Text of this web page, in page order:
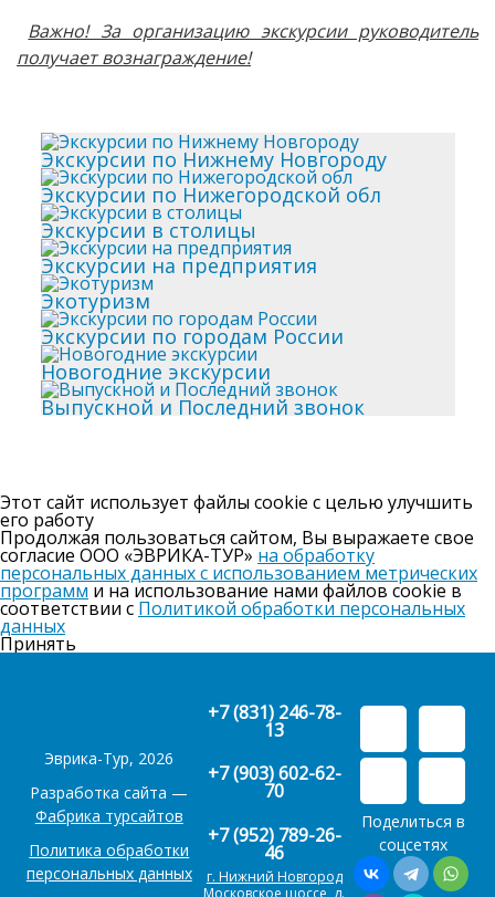
Важно! За организацию экскурсии руководитель
получает вознаграждение!
Экскурсии по Нижнему Новгороду
Экскурсии по Нижегородской обл
Экскурсии в столицы
Экскурсии на предприятия
Экотуризм
Экскурсии по городам России
Новогодние экскурсии
Выпускной и Последний звонок
Этот сайт использует файлы cookie с целью улучшить
его работу
Продолжая пользоваться сайтом, Вы выражаете свое
согласие ООО «ЭВРИКА-ТУР» на обработку
персональных данных с использованием метрических
программ и на использование нами файлов cookie в
соответствии с Политикой обработки персональных
данных
Принять
Эврика-Тур, 2026
Разработка сайта —
Фабрика турсайтов
Политика обработки
персональных данных
Поделиться в
соцсетях
+7 (831) 246-78-
13
+7 (903) 602-62-
70
+7 (952) 789-26-
46
г. Нижний Новгород
Московское шоссе, д.